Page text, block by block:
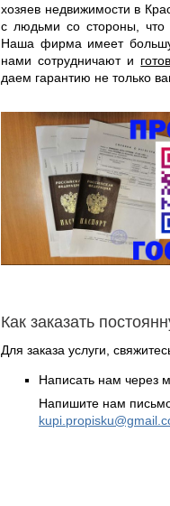
хозяев недвижимости в
с людьми со стороны, что
Наша фирма имеет
нами сотрудничают и
даем гарантию не только
Как заказать
Для заказа услуги,
Написать нам через
Напишите нам